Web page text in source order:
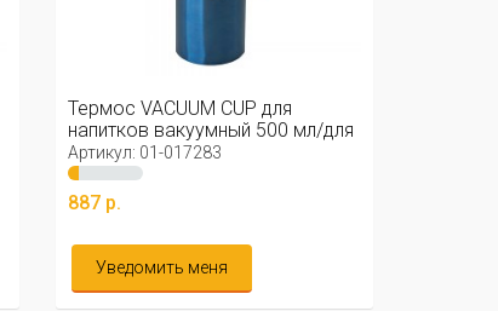
Термос VACUUM CUP для
напитков вакуумный 500 мл/для
чая/для ...
Артикул: 01-017283
887 р.
Уведомить меня